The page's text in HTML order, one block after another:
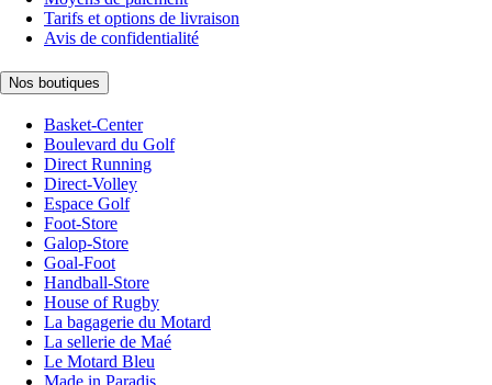
Tarifs et options de livraison
Avis de confidentialité
Nos boutiques
Basket-Center
Boulevard du Golf
Direct Running
Direct-Volley
Espace Golf
Foot-Store
Galop-Store
Goal-Foot
Handball-Store
House of Rugby
La bagagerie du Motard
La sellerie de Maé
Le Motard Bleu
Made in Paradis